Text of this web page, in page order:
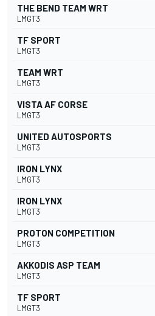
THE BEND TEAM WRT
LMGT3
TF SPORT
LMGT3
TEAM WRT
LMGT3
VISTA AF CORSE
LMGT3
UNITED AUTOSPORTS
LMGT3
IRON LYNX
LMGT3
IRON LYNX
LMGT3
PROTON COMPETITION
LMGT3
AKKODIS ASP TEAM
LMGT3
TF SPORT
LMGT3